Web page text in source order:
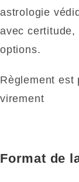
astrologie
avec certitude,
options.
Règlement est
virement
Format de